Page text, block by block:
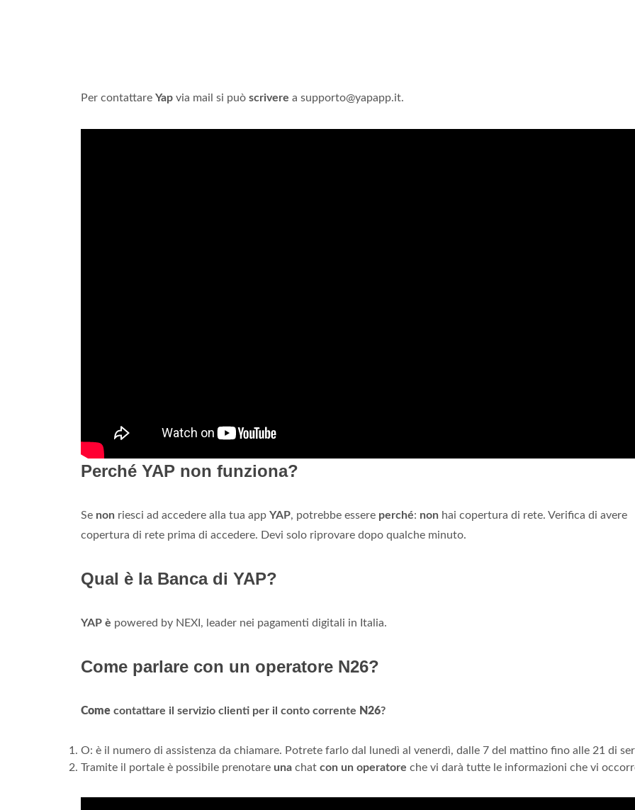
Per contattare Yap via mail si può scrivere a supporto@yapapp.it.
Perché YAP non funziona?
Se non riesci ad accedere alla tua app YAP, potrebbe essere perché: non hai copertura di rete. Verifica di avere
copertura di rete prima di accedere. Devi solo riprovare dopo qualche minuto.
Qual è la Banca di YAP?
YAP è powered by NEXI, leader nei pagamenti digitali in Italia.
Come parlare con un operatore N26?
Come contattare il servizio clienti per il conto corrente N26?
O: è il numero di assistenza da chiamare. Potrete farlo dal lunedì al venerdì, dalle 7 del mattino fino alle 21 di
Tramite il portale è possibile prenotare una chat con un operatore che vi darà tutte le informazioni che vi